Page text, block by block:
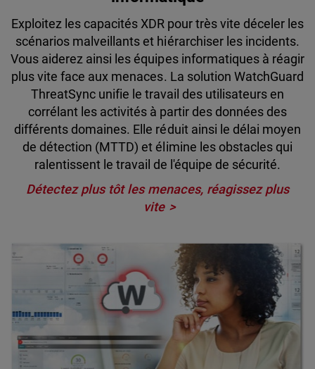
Exploitez les capacités XDR pour très vite déceler les
scénarios malveillants et hiérarchiser les incidents.
Vous aiderez ainsi les équipes informatiques à réagir
plus vite face aux menaces. La solution WatchGuard
ThreatSync unifie le travail des utilisateurs en
corrélant les activités à partir des données des
différents domaines. Elle réduit ainsi le délai moyen
de détection (MTTD) et élimine les obstacles qui
ralentissent le travail de l'équipe de sécurité.
Détectez plus tôt les menaces, réagissez plus
vite